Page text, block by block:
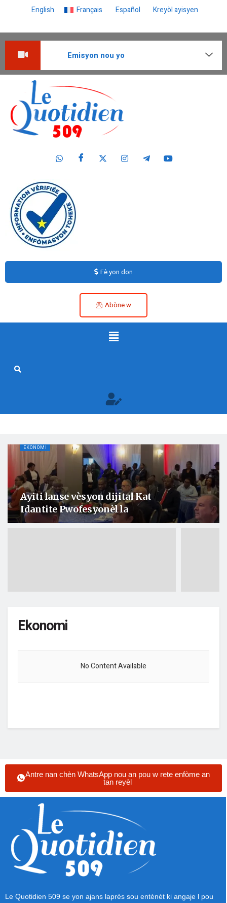
English Français Español Kreyòl ayisyen
Emisyon nou yo
Fè yon don
Abòne w
EKONOMI
Ayiti lanse vèsyon dijital Kat
Idantite Pwofesyonèl la
Ekonomi
No Content Available
Antre nan chèn WhatsApp nou an pou w rete enfòme an
tan reyèl
Le Quotidien 509 se yon ajans laprès sou entènèt ki angaje l pou